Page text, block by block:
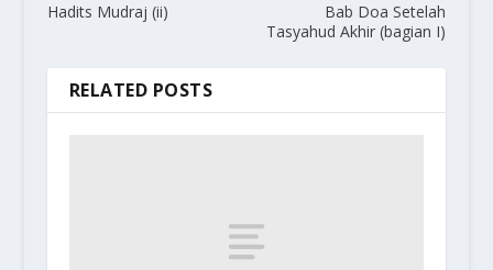
Hadits Mudraj (ii)
Bab Doa Setelah
Tasyahud Akhir (bagian I)
RELATED POSTS